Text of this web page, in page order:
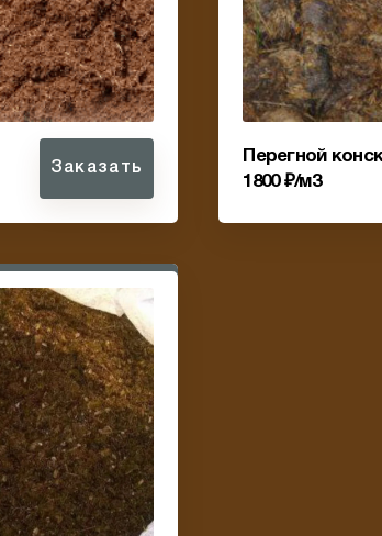
Заказать
Перегной
1800 ₽/м3